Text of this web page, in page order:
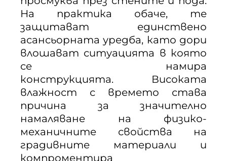
На практика обаче, те
защитават единствено
асансьорната уредба, като дори
влошават ситуацията в която
се намира
конструкцията. Високата
влажност с времето става
причина за значително
намаляване на физико-
механичните свойства на
градивните материали и
компроментира